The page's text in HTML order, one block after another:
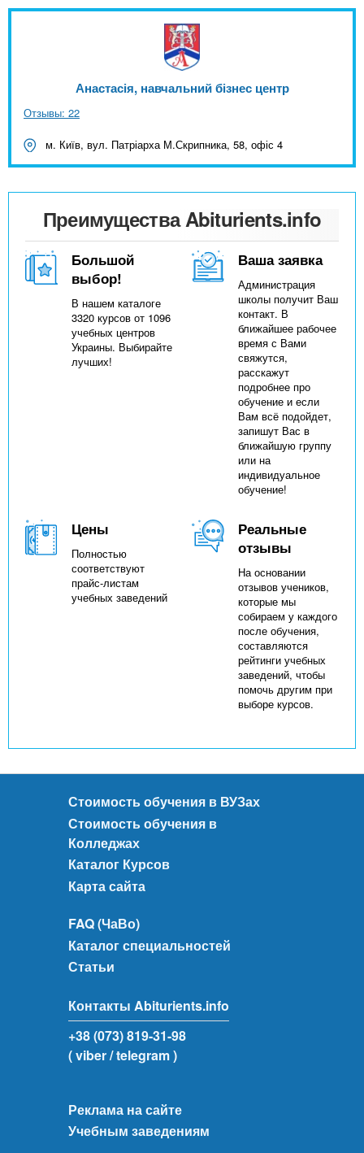
Анастасія, навчальний бізнес центр
Отзывы: 22
м. Київ, вул. Патріарха М.Скрипника, 58, офіс 4
Преимущества Abiturients.info
Большой
выбор!
В нашем каталоге
3320 курсов от 1096
учебных центров
Украины. Выбирайте
лучших!
Ваша заявка
Администрация
школы получит Ваш
контакт. В
ближайшее рабочее
время с Вами
свяжутся,
расскажут
подробнее про
обучение и если
Вам всё подойдет,
запишут Вас в
ближайшую группу
или на
индивидуальное
обучение!
Цены
Полностью
соответствуют
прайс-листам
учебных заведений
Реальные
отзывы
На основании
отзывов учеников,
которые мы
собираем у каждого
после обучения,
составляются
рейтинги учебных
заведений, чтобы
помочь другим при
выборе курсов.
Стоимость обучения в ВУЗах
Стоимость обучения в
Колледжах
Каталог Курсов
Карта сайта
FAQ (ЧаВо)
Каталог специальностей
Статьи
Контакты Abiturients.info
+38 (073) 819-31-98
( viber/ telegram )
Реклама на сайте
Учебным заведениям